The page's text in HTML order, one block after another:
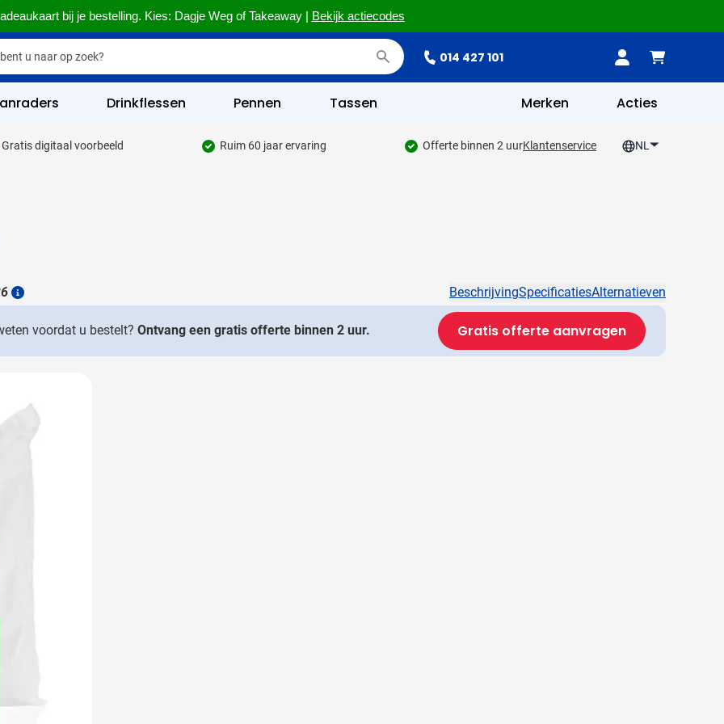
bij je bestelling. Kies: Dagje Weg of Takeaway | Bekijk actiecodes
014 427 101
categorie
categorie
& Veiligheid categorie
& Wellness categorie
& Tafelen categorie
categorie
categorie
categorie
categorie
& overig categorie
Drinkflessen Pennen Tassen Merken Acties
Gratis digitaal voorbeeld Ruim 60 jaar ervaring Offerte binnen 2 uurKlantenservice NL
Details
BeschrijvingSpecificatiesAlternatieven
voordat u bestelt? Ontvang een gratis offerte binnen 2 uur. Gratis offerte aanvragen